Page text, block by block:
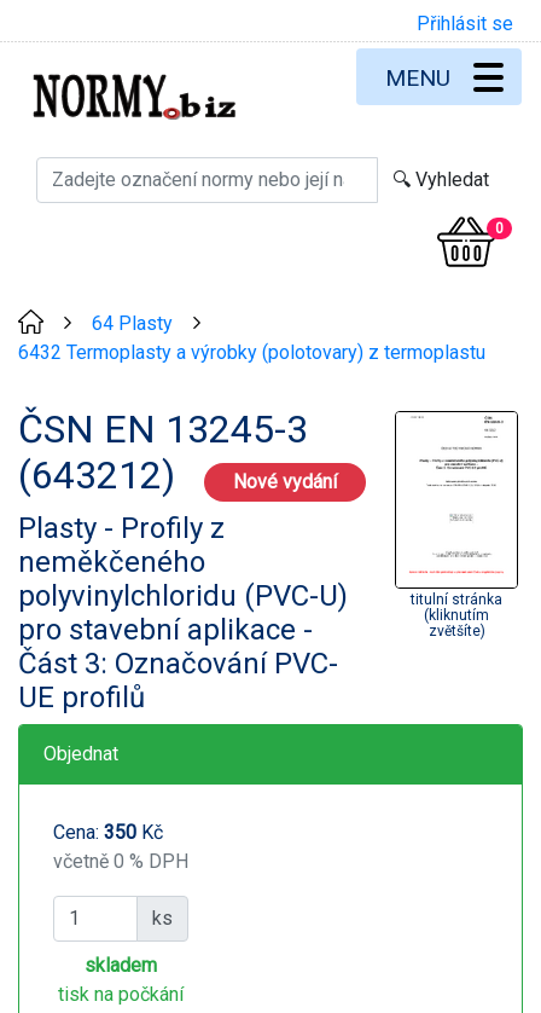
Přihlásit se
0
MENU
64 Plasty
6432 Termoplasty a výrobky (polotovary) z termoplastu
ČSN EN 13245-3
(643212)
Nové vydání
Plasty - Profily z
neměkčeného
polyvinylchloridu (PVC-U)
pro stavební aplikace -
Část 3: Označování PVC-
UE profilů
titulní stránka
(kliknutím
zvětšíte)
Objednat
Cena: 350 Kč
včetně 0 % DPH
ks
skladem
tisk na počkání